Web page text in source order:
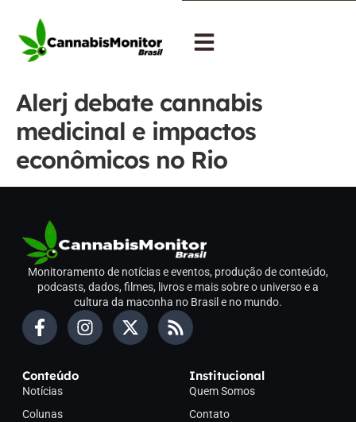
Alerj debate cannabis
medicinal e impactos
econômicos no Rio
Monitoramento de notícias e eventos, produção de conteúdo,
podcasts, dados, filmes, livros e mais sobre o universo e a
cultura da maconha no Brasil e no mundo.
Conteúdo
Notícias
Colunas
Institucional
Quem Somos
Contato